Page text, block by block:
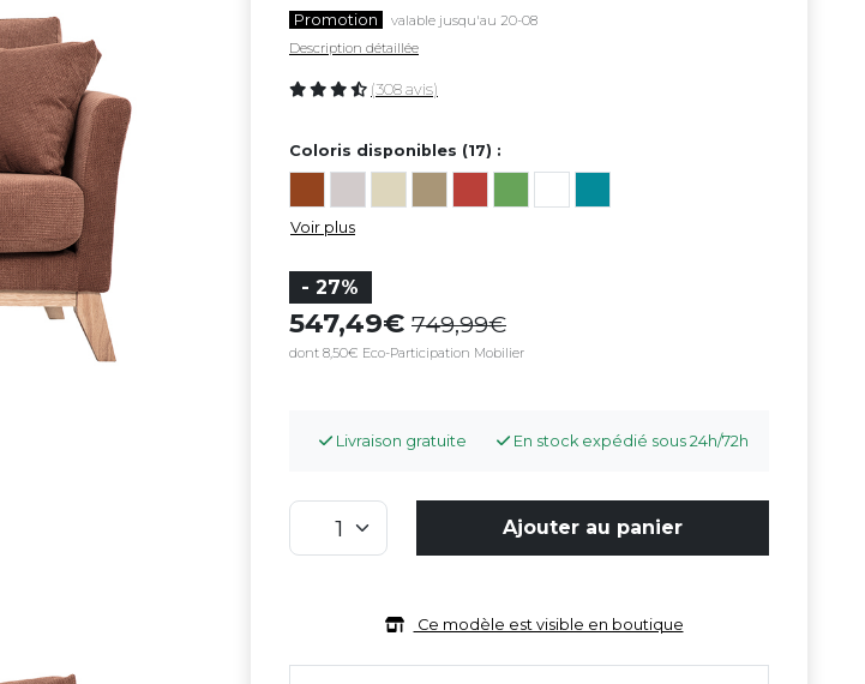
Promotion
valable jusqu'au 20-08
Description détaillée
(308 avis)
Coloris disponibles (17) :
Voir plus
- 27%
547,49 749,99
dont 8,50€ Eco-Participation Mobilier
Livraison gratuite En stock expédié sous 24h/72h
Ajouter au panier
Ce modèle est visible en boutique